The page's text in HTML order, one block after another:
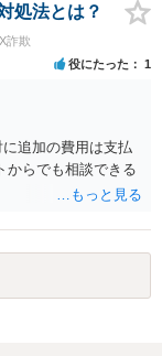
かけて回収をしよ
に窮するようであ
手へ送る回答文に
内容については、
います。 法律事務
ださい。
処法とは？
詐欺
役にたった 1
追加の費用は支払
からでも相談できる